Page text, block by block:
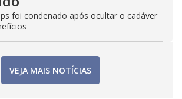
foi condenado após ocultar o cadáver
VEJA MAIS NOTÍCIAS